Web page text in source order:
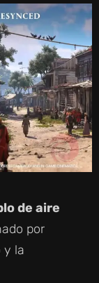
de aire
por
y la